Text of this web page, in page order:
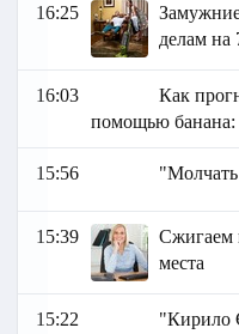
16:25
делам
16:03
Как
помощью банана:
15:56
15:39
Сжигаем
места
15:22
"Кирило